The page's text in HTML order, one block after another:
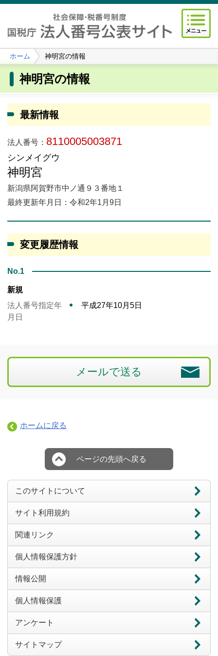
ホーム 神明宮の情報
神明宮の情報
最新情報
法人番号： 8110005003871
シンメイグウ
神明宮
新潟県阿賀野市中ノ通９３番地１
最終更新年月日：令和2年1月9日
変更履歴情報
No.1
新規
法人番号指定年
月日
平成27年10月5日
メールで送る
ホームに戻る
ページの先頭へ戻る
このサイトについて
サイト利用規約
関連リンク
個人情報保護方針
情報公開
個人情報保護
アンケート
サイトマップ